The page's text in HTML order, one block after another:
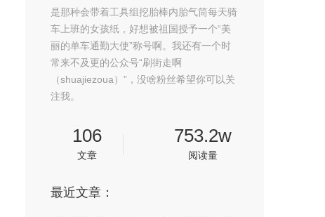
是那种会带着工具组挖胎棒内胎气筒每天骑
车上班的女孩纸，好想被祖国授予一个“美
丽的单车通勤大使”称号啊。我还有一个时
常来不及更的公众号“刷街走啊
（shuajiezoua）”，没啥粉丝希望你可以关
注我。
106
文章
753.2w
阅读量
最近文章：